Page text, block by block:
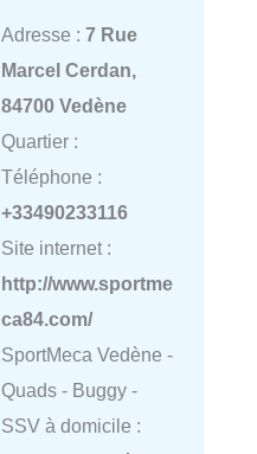
Adresse : 7 Rue
Marcel Cerdan,
84700 Vedène
Quartier :
Téléphone :
+33490233116
Site internet :
http://www.sportme
ca84.com/
SportMeca Vedène -
Quads - Buggy -
SSV à domicile :